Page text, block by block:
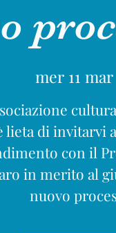
mer 11 mar
lieta di invitarvi
con il
in merito al
nuovo